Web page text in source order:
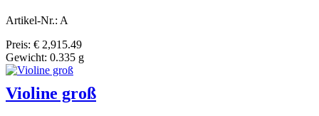
Artikel-Nr.: A
Preis: € 2,915.49
Gewicht: 0.335 g
Violine groß